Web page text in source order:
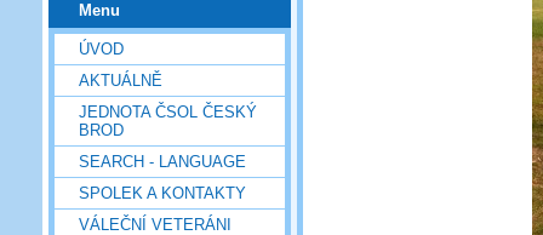
Menu
ÚVOD
AKTUÁLNĚ
JEDNOTA ČSOL ČESKÝ
BROD
SEARCH - LANGUAGE
SPOLEK A KONTAKTY
VÁLEČNÍ VETERÁNI